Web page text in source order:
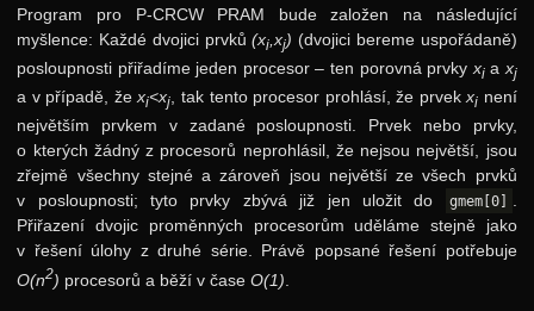
Program pro P-CRCW PRAM bude založen na následující
myšlence: Každé dvojici prvků(xi,xj) (dvojici bereme uspořádaně)
posloupnosti přiřadíme jeden procesor – ten porovná prvky xia xj
a v případě, žexi<xj , tak tento procesor prohlásí, že prvekxi není
největším prvkem v zadané posloupnosti. Prvek nebo prvky,
o kterých žádný z procesorů neprohlásil, že nejsou největší, jsou
zřejmě všechny stejné a zároveň jsou největší ze všech prvků
v posloupnosti; tyto prvky zbývá již jen uložit do
gmem[0]
Přiřazení dvojic proměnných procesorům uděláme stejně jako
v řešení úlohy z druhé série. Právě popsané řešení potřebuje
O(n2) procesorů a běží v časeO(1)